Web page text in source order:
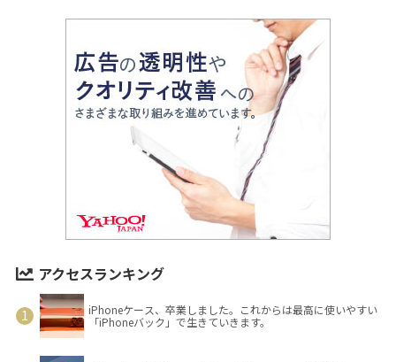
アクセスランキング
iPhoneケース、卒業しました。これからは最高に使いやすい
「iPhoneバック」で生きていきます。